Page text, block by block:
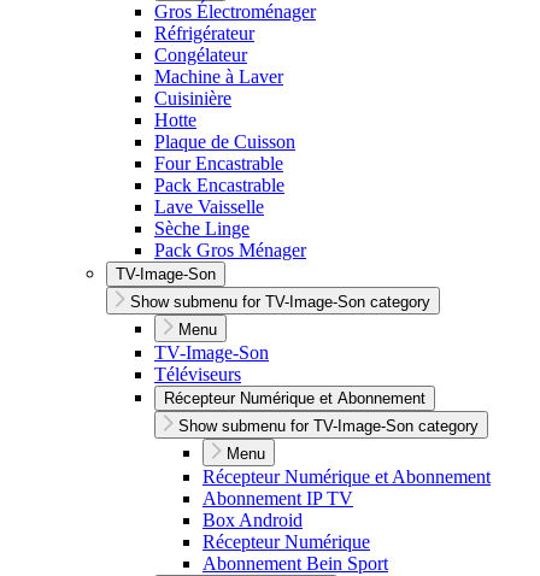
Gros Électroménager
Réfrigérateur
Congélateur
Machine à Laver
Cuisinière
Hotte
Plaque de Cuisson
Four Encastrable
Pack Encastrable
Lave Vaisselle
Sèche Linge
Pack Gros Ménager
TV-Image-Son
Show submenu for TV-Image-Son category
Menu
TV-Image-Son
Téléviseurs
Récepteur Numérique et Abonnement
Show submenu for TV-Image-Son category
Menu
Récepteur Numérique et Abonnement
Abonnement IP TV
Box Android
Récepteur Numérique
Abonnement Bein Sport